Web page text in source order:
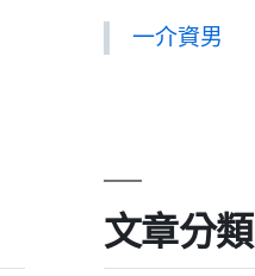
一介資男
文章分類